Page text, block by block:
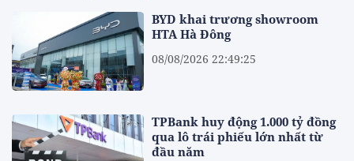
BYD khai trương showroom
HTA Hà Đông
08/08/2026 22:49:25
TPBank huy động 1.000 tỷ đồng
qua lô trái phiếu lớn nhất từ
đầu năm